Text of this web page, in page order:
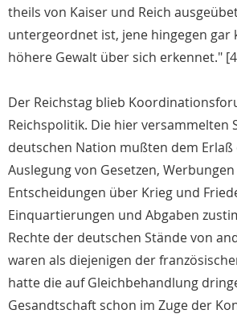
theils von Kaiser und Reich
untergeordnet ist, jene hingegen gar
höhere Gewalt über sich erkennet."
Der Reichstag blieb
Reichspolitik. Die hier versammelten
deutschen Nation mußten dem
Auslegung von Gesetzen,
Entscheidungen über Krieg und
Einquartierungen und Abgaben
Rechte der deutschen Stände von
waren als diejenigen der
hatte die auf Gleichbehandlung
Gesandtschaft schon im Zuge der